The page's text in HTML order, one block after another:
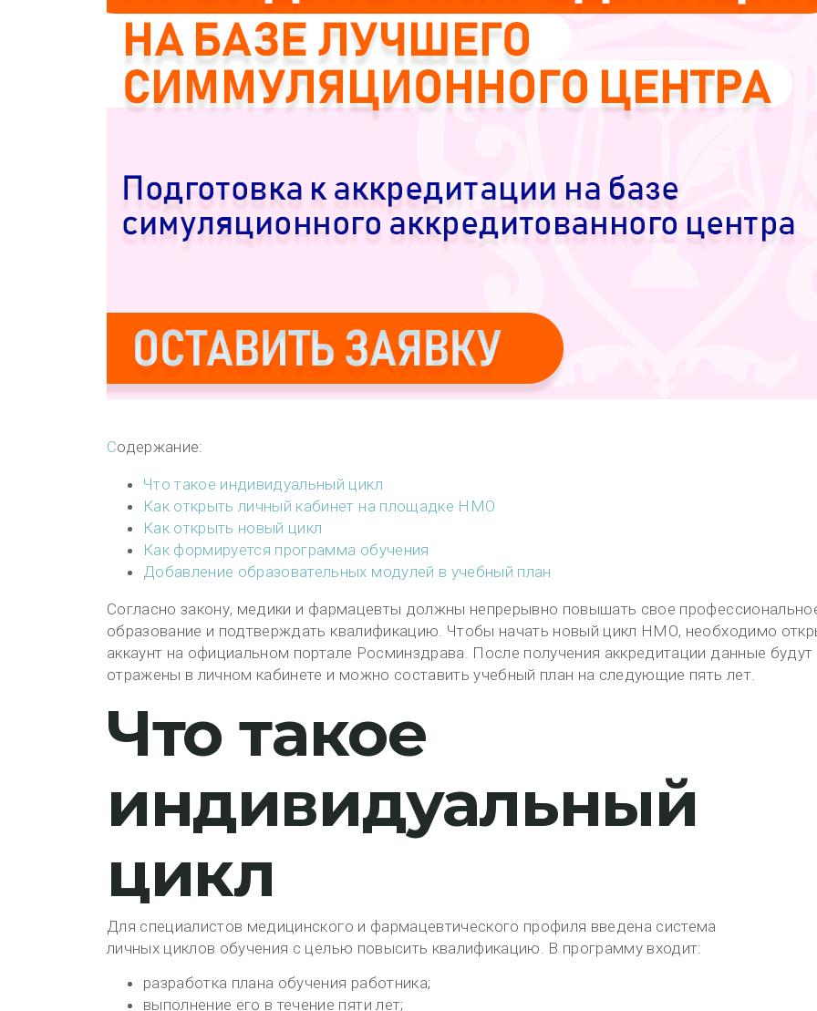
Содержание:
Что такое индивидуальный цикл
Как открыть личный кабинет на площадке НМО
Как открыть новый цикл
Как формируется программа обучения
Добавление образовательных модулей в учебный план
Согласно закону, медики и фармацевты должны непрерывно повышать свое
образование и подтверждать квалификацию. Чтобы начать новый цикл НМО, необходимо
аккаунт на официальном портале Росминздрава. После получения аккредитации данные будут
отражены в личном кабинете и можно составить учебный план на следующие пять лет.
Что такое
индивидуальный
цикл
Для специалистов медицинского и фармацевтического профиля введена система
личных циклов обучения с целью повысить квалификацию. В программу входит:
разработка плана обучения работника;
выполнение его в течение пяти лет;